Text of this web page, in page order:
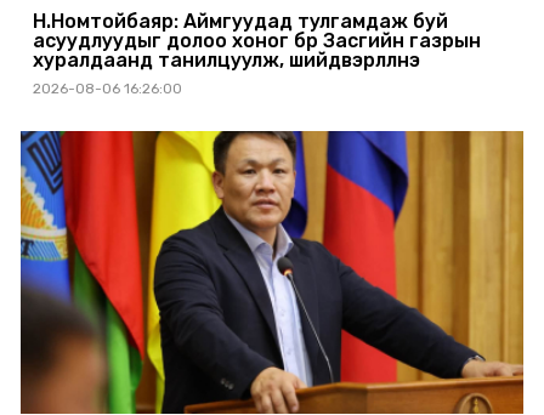
Н.Номтойбаяр: Аймгуудад тулгамдаж буй
асуудлуудыг долоо хоног бүр Засгийн газрын
хуралдаанд танилцуулж, шийдвэрлүүлнэ
2026-08-06 16:26:00